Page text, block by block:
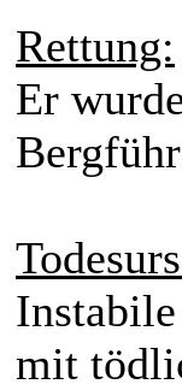
Rettung:
Er
mit